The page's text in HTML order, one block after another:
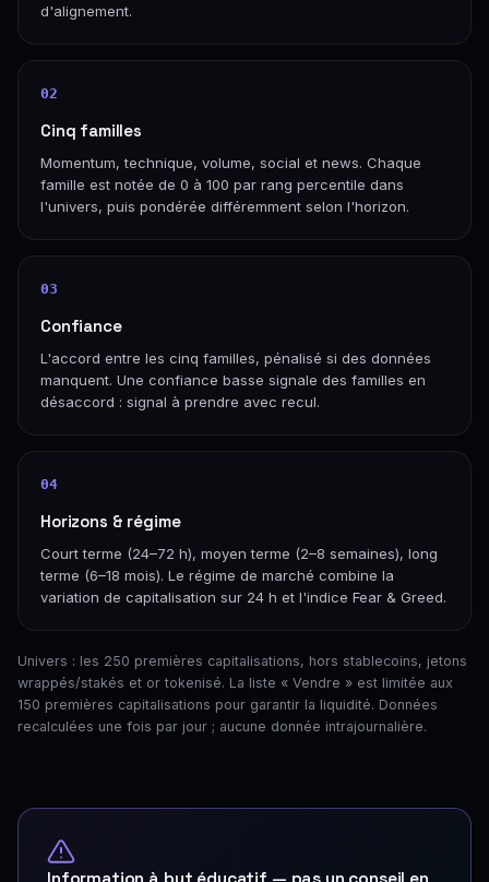
d'alignement.
02
Cinq familles
Momentum, technique, volume, social et news. Chaque
famille est notée de 0 à 100 par rang percentile dans
l'univers, puis pondérée différemment selon l'horizon.
03
Confiance
L'accord entre les cinq familles, pénalisé si des données
manquent. Une confiance basse signale des familles en
désaccord : signal à prendre avec recul.
04
Horizons & régime
Court terme (24–72 h), moyen terme (2–8 semaines), long
terme (6–18 mois). Le régime de marché combine la
variation de capitalisation sur 24 h et l'indice Fear & Greed.
Univers : les 250 premières capitalisations, hors stablecoins, jetons
wrappés/stakés et or tokenisé. La liste « Vendre » est limitée aux
150 premières capitalisations pour garantir la liquidité. Données
recalculées une fois par jour ; aucune donnée intrajournalière.